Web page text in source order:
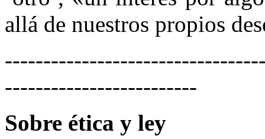
allá de nuestros propios
-------------------------
Sobre ética y ley